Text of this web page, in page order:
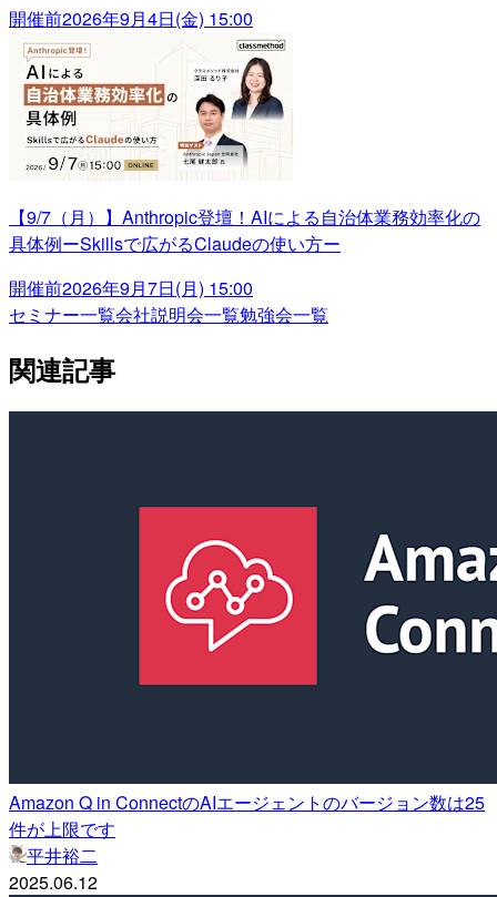
開催前2026年9月4日(金) 15:00
【9/7（月）】Anthropic登壇！AIによる自治体業務効率化の
具体例ーSkillsで広がるClaudeの使い方ー
開催前2026年9月7日(月) 15:00
セミナー一覧会社説明会一覧勉強会一覧
関連記事
Amazon Q in ConnectのAIエージェントのバージョン数は25
件が上限です
平井裕二
2025.06.12